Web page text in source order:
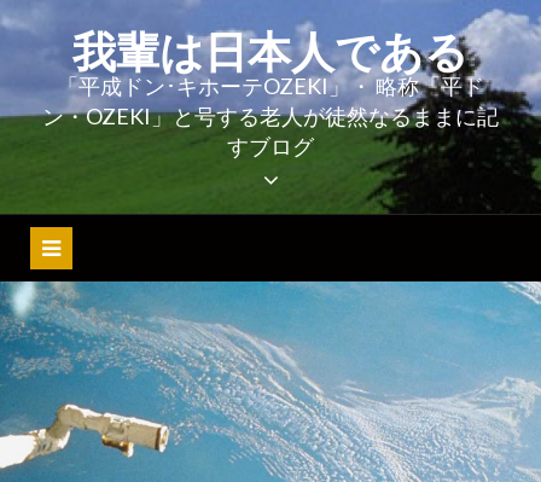
コ
ン
ス
ッ
プ
我輩は日本人である
「平成ドン･キホーテOZEKI」・ 略称「平ド
ン・OZEKI」と号する老人が徒然なるままに記
すブログ